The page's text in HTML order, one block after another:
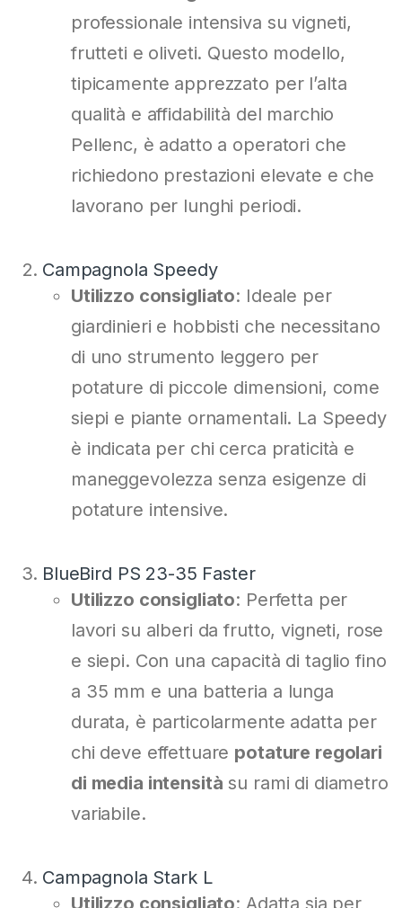
professionale intensiva su vigneti,
frutteti e oliveti. Questo modello,
tipicamente apprezzato per l’alta
qualità e affidabilità del marchio
Pellenc, è adatto a operatori che
richiedono prestazioni elevate e che
lavorano per lunghi periodi.
Campagnola Speedy
Utilizzo consigliato: Ideale per
giardinieri e hobbisti che necessitano
di uno strumento leggero per
potature di piccole dimensioni, come
siepi e piante ornamentali. La Speedy
è indicata per chi cerca praticità e
maneggevolezza senza esigenze di
potature intensive.
BlueBird PS 23-35 Faster
Utilizzo consigliato: Perfetta per
lavori su alberi da frutto, vigneti, rose
e siepi. Con una capacità di taglio fino
a 35 mm e una batteria a lunga
durata, è particolarmente adatta per
chi deve effettuare potature regolari
di media intensità su rami di diametro
variabile.
Campagnola Stark L
Utilizzo consigliato: Adatta sia per